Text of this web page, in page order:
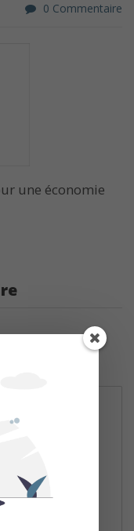
0 Commentaire
une économie
pas publiée.
avec